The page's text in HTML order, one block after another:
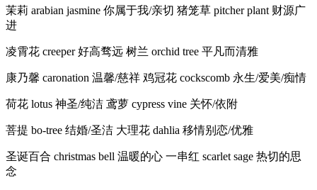
茉莉 arabian jasmine 你属于我/亲切 猪笼草 pitcher plant 财源广
进
凌霄花 creeper 好高骛远 树兰 orchid tree 平凡而清雅
康乃馨 caronation 温馨/慈祥 鸡冠花 cockscomb 永生/爱美/痴情
荷花 lotus 神圣/纯洁 鸢萝 cypress vine 关怀/依附
菩提 bo-tree 结婚/圣洁 大理花 dahlia 移情别恋/优雅
圣诞百合 christmas bell 温暖的心 一串红 scarlet sage 热切的思
念